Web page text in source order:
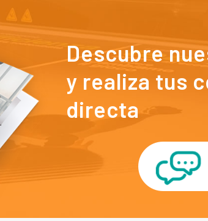
Descubre
y realiza tus
directa